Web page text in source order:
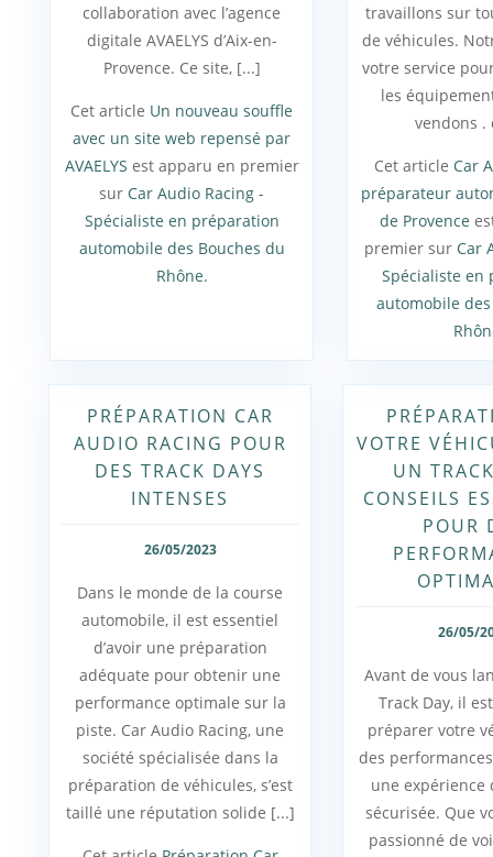
collaboration avec l’agence
digitale AVAELYS d’Aix-en-
Provence. Ce site, [...]
Cet article Un nouveau souffle
avec un site web repensé par
AVAELYS est apparu en premier
sur Car Audio Racing -
Spécialiste en préparation
automobile des Bouches du
Rhône.
travaillons sur
de véhicules.
votre service
les
vendons .
Cet article Car
préparateur
de Provence
premier sur Car
Spécialiste en
automobile
PRÉPARATION CAR
AUDIO RACING POUR
DES TRACK DAYS
INTENSES
26/05/2023
Dans le monde de la course
automobile, il est essentiel
d’avoir une préparation
adéquate pour obtenir une
performance optimale sur la
piste. Car Audio Racing, une
société spécialisée dans la
préparation de véhicules, s’est
taillé une réputation solide [...]
VOTRE
UN
CONSEILS
POUR
26/05/
Avant de vous
Track Day, il
préparer votre
des
une expérience
sécurisée. Que
passionné de